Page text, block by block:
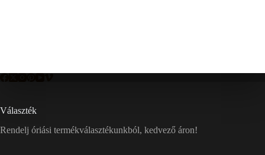
Választék
Rendelj óriási termékválasztékunkból, kedvező áron!